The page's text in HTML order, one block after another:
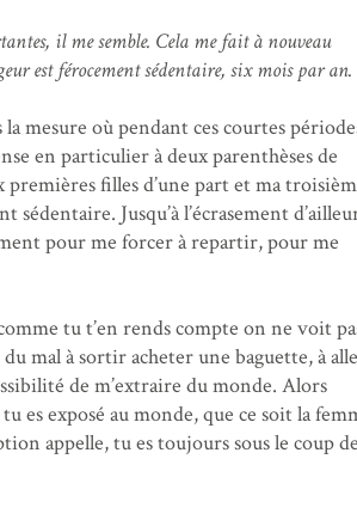
il me semble. Cela me fait à nouveau
est férocement sédentaire, six mois par an.
mesure où pendant ces courtes
en particulier à deux parenthèses de
premières filles d’une part et ma
Jusqu’à l’écrasement
pour me forcer à repartir, pour me
tu t’en rends compte on ne voit
du mal à sortir acheter une baguette, à
de m’extraire du monde. Alors
es exposé au monde, que ce soit la
appelle, tu es toujours sous le coup de